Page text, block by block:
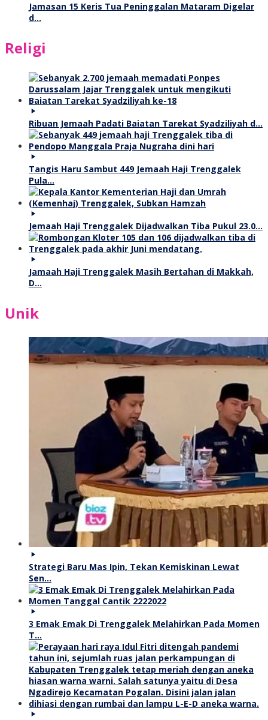
Jamasan 15 Keris Tua Peninggalan Mataram Digelar
d…
Religi
Ribuan Jemaah Padati Baiatan Tarekat Syadziliyah d…
Tangis Haru Sambut 449 Jemaah Haji Trenggalek
Pula…
Jemaah Haji Trenggalek Dijadwalkan Tiba Pukul 23.0…
Jamaah Haji Trenggalek Masih Bertahan di Makkah,
D…
Unik
Strategi Baru Mas Ipin, Tekan Kemiskinan Lewat
Sen…
3 Emak Emak Di Trenggalek Melahirkan Pada Momen
T…